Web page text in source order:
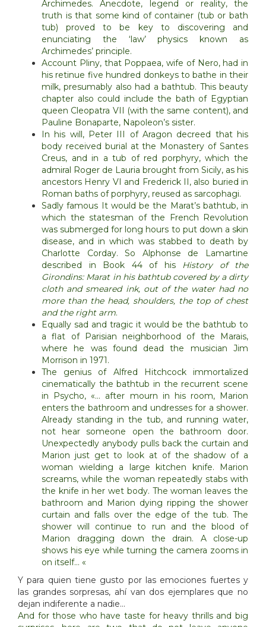
Archimedes.Anecdote, legend or reality, the
truth is that some kind of container (tub or bath
tub) proved to be key to discovering and
enunciating the ‘law’ physics known as
Archimedes’ principle.
Account Pliny, that Poppaea, wife of Nero, had in
his retinue five hundred donkeys to bathe in their
milk, presumably also had a bathtub. This beauty
chapter also could include the bath of Egyptian
queen Cleopatra VII (with the same content), and
Pauline Bonaparte, Napoleon’s sister.
In his will, Peter III of Aragon decreed that his
body received burial at the Monastery of Santes
Creus, and in a tub of red porphyry, which the
admiral Roger de Lauria brought from Sicily, as his
ancestors Henry VI and Frederick II, also buried in
Roman baths of porphyry, reused as sarcophagi.
Sadly famous It would be the Marat’s bathtub, in
which the statesman of the French Revolution
was submerged for long hours to put down a skin
disease, and in which was stabbed to death by
Charlotte Corday. So Alphonse de Lamartine
described in Book 44 of his History of the
Girondins: Marat in his bathtub covered by a dirty
cloth and smeared ink, out of the water had no
more than the head, shoulders, the top of chest
and the right arm.
Equally sad and tragic it would be the bathtub to
a flat of Parisian neighborhood of the Marais,
where he was found dead the musician Jim
Morrison in 1971.
The genius of Alfred Hitchcock immortalized
cinematically the bathtub in the recurrent scene
in Psycho, «… after mourn in his room, Marion
enters the bathroom and undresses for a shower.
Already standing in the tub, and running water,
not hear someone open the bathroom door.
Unexpectedly anybody pulls back the curtain and
Marion just get to look at of the shadow of a
woman wielding a large kitchen knife. Marion
screams, while the woman repeatedly stabs with
the knife in her wet body. The woman leaves the
bathroom and Marion dying ripping the shower
curtain and falls over the edge of the tub. The
shower will continue to run and the blood of
Marion
dragging down the drain.
A close-up
shows his eye while turning the camera zooms in
on itself… «
Y para quien tiene gusto por las emociones fuertes y
las grandes sorpresas, ahí van dos ejemplares que no
dejan indiferente a nadie…
And for those who have taste for heavy thrills and big